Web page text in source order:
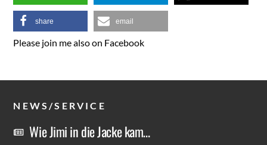
share email
Please join me also on Facebook
NEWS/SERVICE
Wie Jimi in die Jacke kam…